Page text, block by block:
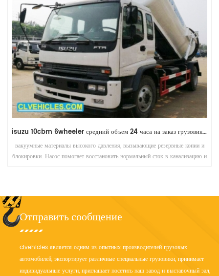
вакуумная автоцистерна для сточных вод, задняя часть с гидравлическим
открытием и тяжелые регулируемые петли. предохранительные
Отправить сообщение
clvehicles является одним из опытных производителей грузовых
автомобилей, экспортирует различные специальные грузовики, принимает
индивидуальные услуги, приглашает посетить наш завод и выставочный зал,